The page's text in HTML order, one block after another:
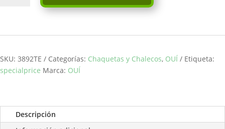
SKU: 3892TE Categorías: Chaquetas y Chalecos, OUÍ
Etiqueta:
specialprice Marca: OUÍ
Descripción